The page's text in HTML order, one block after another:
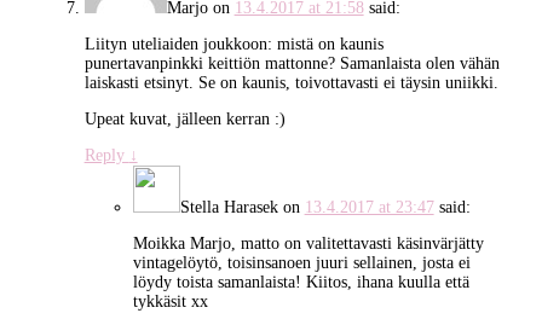
Marjoon 13.4.2017 at 21:58 said:
Liityn uteliaiden joukkoon: mistä on kaunis
punertavanpinkki keittiön mattonne? Samanlaista olen vähän
laiskasti etsinyt. Se on kaunis, toivottavasti ei täysin uniikki.
Upeat kuvat, jälleen kerran :)
Reply ↓
Stella Harasekon 13.4.2017 at 23:47 said:
Moikka Marjo, matto on valitettavasti käsinvärjätty
vintagelöytö, toisinsanoen juuri sellainen, josta ei
löydy toista samanlaista! Kiitos, ihana kuulla että
tykkäsit xx